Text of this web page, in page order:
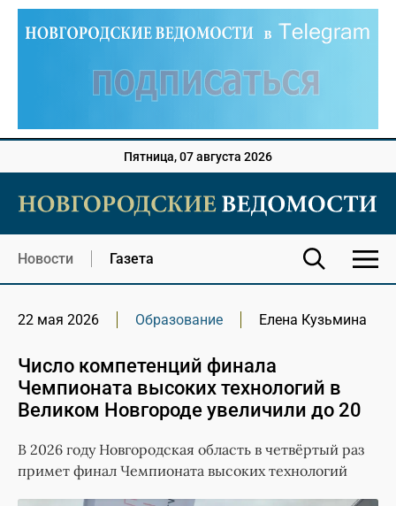
Пятница, 07 августа 2026
Новости Газета
22 мая 2026 Образование Елена Кузьмина
Число компетенций финала
Чемпионата высоких технологий в
Великом Новгороде увеличили до 20
В 2026 году Новгородская область в четвёртый раз
примет финал Чемпионата высоких технологий